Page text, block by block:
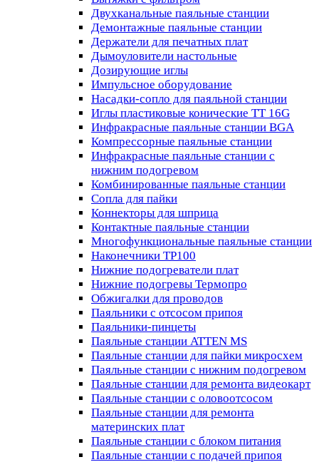
Двухканальные паяльные станции
Демонтажные паяльные станции
Держатели для печатных плат
Дымоуловители настольные
Дозирующие иглы
Импульсное оборудование
Насадки-сопло для паяльной станции
Иглы пластиковые конические TT 16G
Инфракрасные паяльные станции BGA
Компрессорные паяльные станции
Инфракрасные паяльные станции с
нижним подогревом
Комбинированные паяльные станции
Сопла для пайки
Коннекторы для шприца
Контактные паяльные станции
Многофункциональные паяльные станции
Наконечники TP100
Нижние подогреватели плат
Нижние подогревы Термопро
Обжигалки для проводов
Паяльники с отсосом припоя
Паяльники-пинцеты
Паяльные станции ATTEN MS
Паяльные станции для пайки микросхем
Паяльные станции с нижним подогревом
Паяльные станции для ремонта видеокарт
Паяльные станции с оловоотсосом
Паяльные станции для ремонта
материнских плат
Паяльные станции с блоком питания
Паяльные станции с подачей припоя